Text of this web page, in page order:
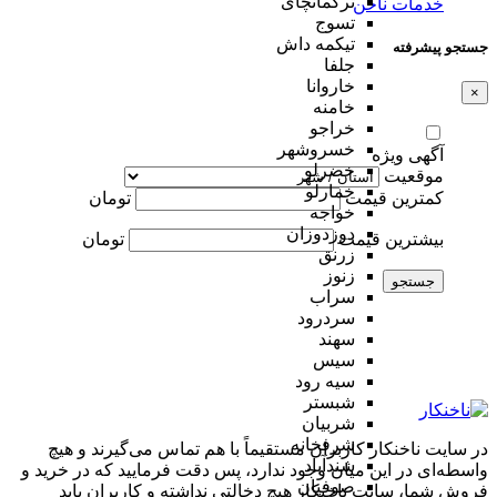
تسوج
تیکمه داش
جلفا
خاروانا
خامنه
خراجو
خسروشهر
خضرلو
خمارلو
خواجه
دوزدوزان
زرنق
زنوز
سراب
سردرود
سهند
سیس
سیه رود
شبستر
شربیان
شرفخانه
شندآباد
صوفیان
جستجو پیشرفته
×
آگهی ویژه
موقعیت
کمترین قیمت
تومان
بیشترین قیمت تومان
جستجو
در سایت ناخنکار کاربران مستقیماً با هم تماس می‌گیرند و هیچ
واسطه‌ای در این میان وجود ندارد، پس دقت فرمایید که در خرید و
فروشِ شما، سایت ناخنکار هیچ دخالتی نداشته و کاربران باید